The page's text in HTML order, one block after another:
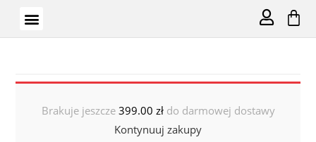
Brakuje jeszcze 399.00 złdo darmowej dostawy
Kontynuuj zakupy